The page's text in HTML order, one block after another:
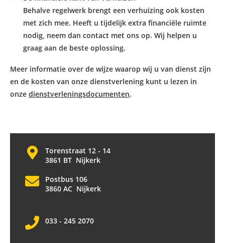
Behalve regelwerk brengt een verhuizing ook kosten
met zich mee. Heeft u tijdelijk extra financiële ruimte
nodig, neem dan contact met ons op. Wij helpen u
graag aan de beste oplossing.
Meer informatie over de wijze waarop wij u van dienst zijn
en de kosten van onze dienstverlening kunt u lezen in
onze dienstverleningsdocumenten.
Torenstraat 12 - 14
3861 BT Nijkerk
Postbus 106
3860 AC Nijkerk
033 - 245 2070